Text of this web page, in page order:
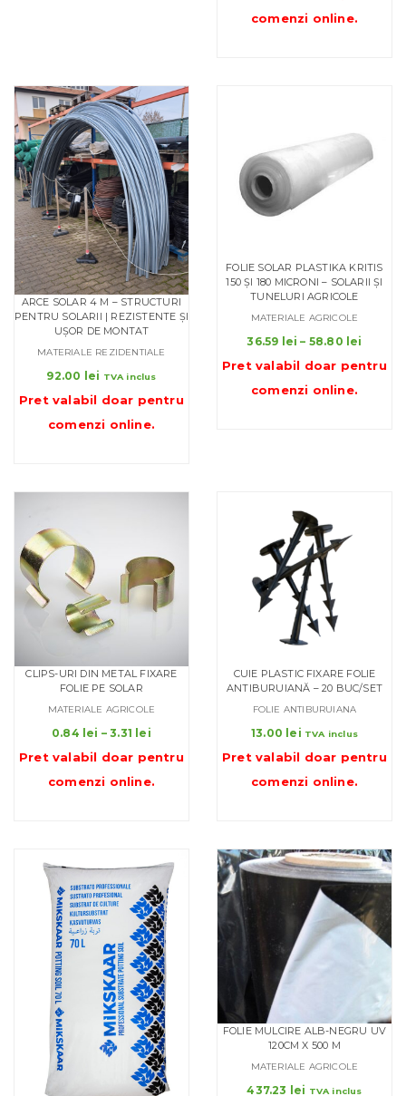
fost:
este:
15.70 lei.
comenzi online.
ARCE SOLAR 4 M – STRUCTURI
PENTRU SOLARII | REZISTENTE ȘI
UȘOR DE MONTAT
MATERIALE REZIDENTIALE
92.00 lei TVA inclus
Pret valabil doar pentru
comenzi online.
FOLIE SOLAR PLASTIKA KRITIS
150 ȘI 180 MICRONI – SOLARII ȘI
TUNELURI AGRICOLE
MATERIALE AGRICOLE
36.59 lei – 58.80 lei
Pret valabil doar pentru
comenzi online.
CLIPS-URI DIN METAL FIXARE
FOLIE PE SOLAR
MATERIALE AGRICOLE
0.84 lei – 3.31 leiInterval
prețuri:
0.84 lei
Pret valabil doar pentru
comenzi online.
CUIE PLASTIC FIXARE FOLIE
ANTIBURUIANĂ – 20 BUC/SET
FOLIE ANTIBURUIANA
13.00 lei TVA inclus
Pret valabil doar pentru
comenzi online.
FOLIE MULCIRE ALB-NEGRU UV
120CM X 500 M
MATERIALE AGRICOLE
437.23 lei TVA inclus